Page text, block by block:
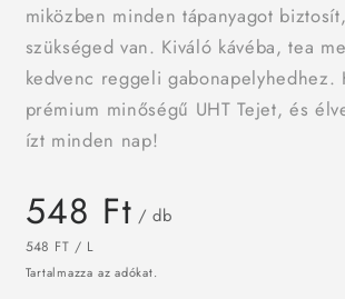
miközben minden tápanyagot
szükséged van. Kiváló kávéba, tea
kedvenc reggeli gabonapelyhedhez.
prémium minőségű UHT Tejet, és
ízt minden nap!
Normál
ár
548 Ft
EGYSÉGÁR
548 FT / /
L
/ db
Tartalmazza az adókat.